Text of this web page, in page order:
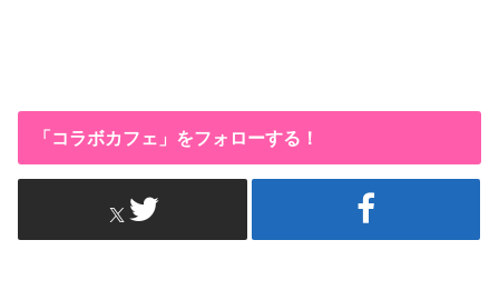
「コラボカフェ」をフォローする！